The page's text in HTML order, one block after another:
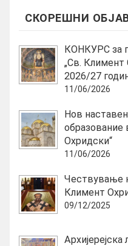
СКОРЕШНИ
КОНКУРС за
„Св. Климент
2026/27
11/06/2026
Нов
Охридски“
11/06/2026
Чествување
Климент
09/12/2025
Архијерејска